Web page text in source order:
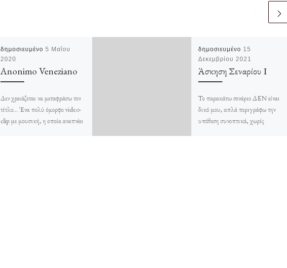
δημοσιευμένο 5 Μαΐου
2020
Anonimo Veneziano
Δεν χρειάζεται να μεταφράσω τον
τίτλο… Ένα πολύ όμορφο video-
clip με μουσική, η οποία αναπνέει
δημοσιευμένο 15
Δεκεμβρίου 2021
Άσκηση Σεναρίου Ι
Το παρακάτω σενάριο ΔΕΝ είναι
δικό μου, απλά περιγράφω την
υπόθεση συνοπτικά, χωρίς